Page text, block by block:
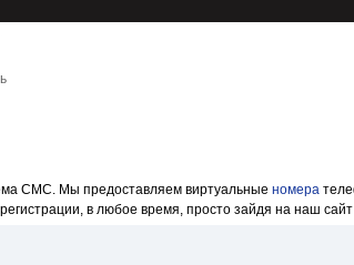
СМС. Мы предоставляем виртуальные номера
в любое время, просто зайдя на наш